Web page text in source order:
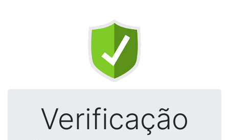
Verificação